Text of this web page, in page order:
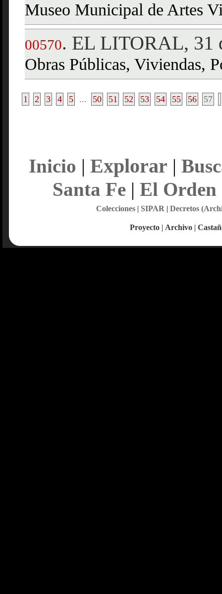
Museo Municipal de Artes
00570. EL LITORAL, 31
Obras Públicas, Viviendas,
1 2 3 4 5 ... 50 51 52 53 54 55 56 57
Inicio | Explorar |
Santa Fe| El Orden
Colecciones| SIPAR | Decretos
Proyecto | Archivo |